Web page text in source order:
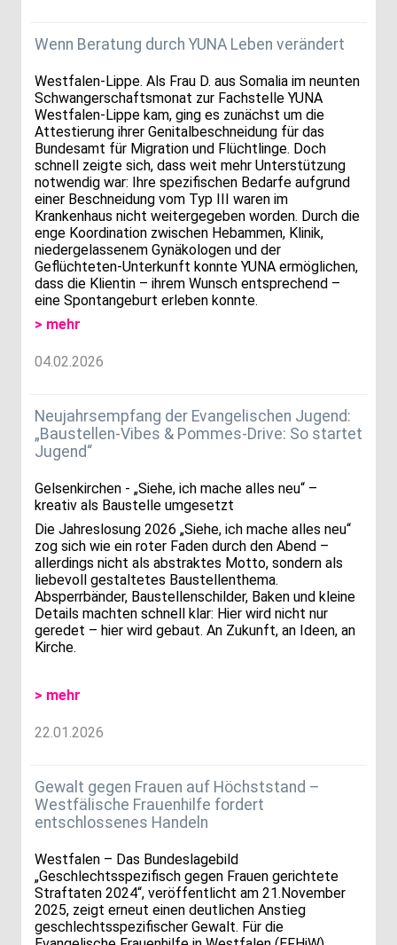
Wenn Beratung durch YUNA Leben verändert
Westfalen-Lippe. Als Frau D. aus Somalia im neunten
Schwangerschaftsmonat zur Fachstelle YUNA
Westfalen-Lippe kam, ging es zunächst um die
Attestierung ihrer Genitalbeschneidung für das
Bundesamt für Migration und Flüchtlinge. Doch
schnell zeigte sich, dass weit mehr Unterstützung
notwendig war: Ihre spezifischen Bedarfe aufgrund
einer Beschneidung vom Typ III waren im
Krankenhaus nicht weitergegeben worden. Durch die
enge Koordination zwischen Hebammen, Klinik,
niedergelassenem Gynäkologen und der
Geflüchteten-Unterkunft konnte YUNA ermöglichen,
dass die Klientin – ihrem Wunsch entsprechend –
eine Spontangeburt erleben konnte.
> mehr
04.02.2026
Neujahrsempfang der Evangelischen Jugend:
„Baustellen-Vibes & Pommes-Drive: So startet
Jugend“
Gelsenkirchen - „Siehe, ich mache alles neu“ –
kreativ als Baustelle umgesetzt
Die Jahreslosung 2026 „Siehe, ich mache alles neu“
zog sich wie ein roter Faden durch den Abend –
allerdings nicht als abstraktes Motto, sondern als
liebevoll gestaltetes Baustellenthema.
Absperrbänder, Baustellenschilder, Baken und kleine
Details machten schnell klar: Hier wird nicht nur
geredet – hier wird gebaut. An Zukunft, an Ideen, an
Kirche.
> mehr
22.01.2026
Gewalt gegen Frauen auf Höchststand –
Westfälische Frauenhilfe fordert
entschlossenes Handeln
Westfalen – Das Bundeslagebild
„Geschlechtsspezifisch gegen Frauen gerichtete
Straftaten 2024“, veröffentlicht am 21.November
2025, zeigt erneut einen deutlichen Anstieg
geschlechtsspezifischer Gewalt. Für die